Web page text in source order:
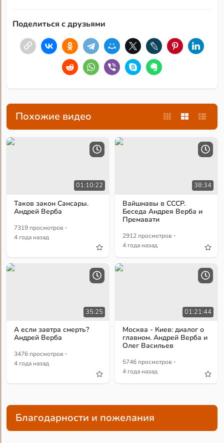
Поделиться с друзьями
Похожие видео
01:10:22
Таков закон Сансары.
Андрей Верба
7319 просмотров ·
4 года назад
38:34
Вайшнавы в СССР.
Беседа Андрея Верба и
Премавати
2912 просмотров ·
4 года назад
35:25
А если завтра смерть?
Андрей Верба
3476 просмотров ·
4 года назад
01:21:44
Москва - Киев: диалог о
главном. Андрей Верба и
Олег Васильев
5746 просмотров ·
4 года назад
Благодарности и пожелания